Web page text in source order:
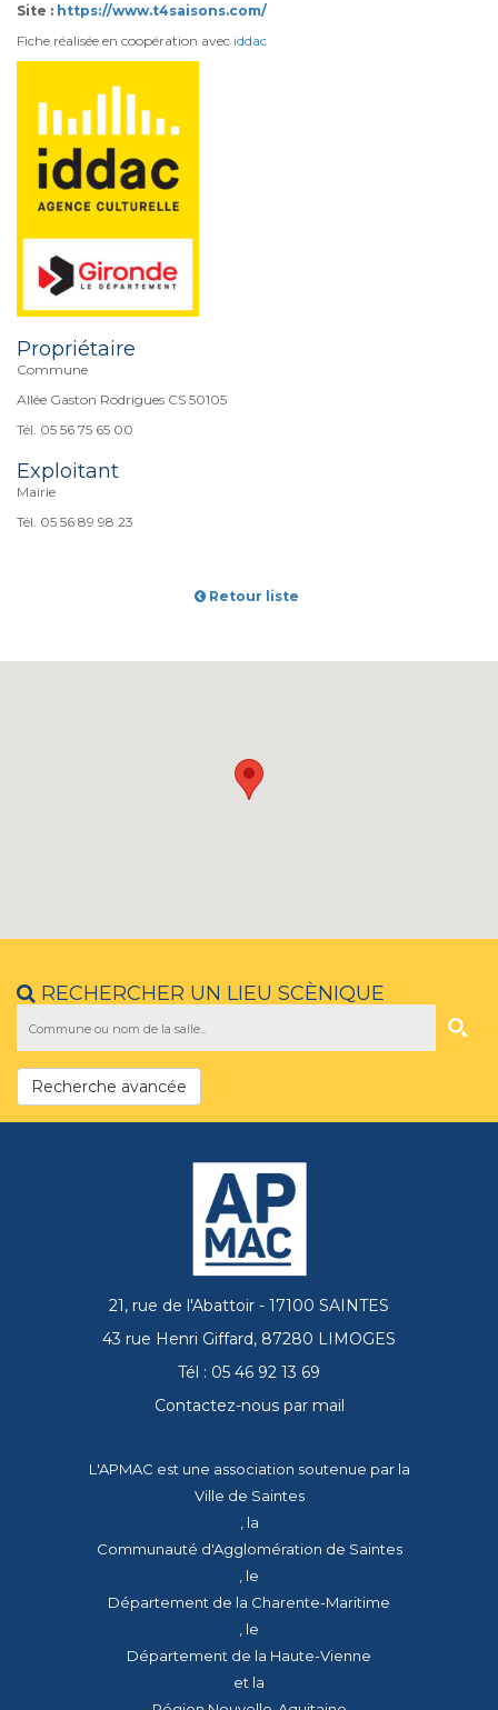
Site : https://www.t4saisons.com/
Fiche réalisée en coopération avec iddac
Propriétaire
Commune
Allée Gaston Rodrigues CS 50105
Tél. 05 56 75 65 00
Exploitant
Mairie
Tél. 05 56 89 98 23
Retour liste
RECHERCHER UN LIEU SCÈNIQUE
Recherche avancée
21, rue de l'Abattoir - 17100 SAINTES
43 rue Henri Giffard, 87280 LIMOGES
Tél : 05 46 92 13 69
Contactez-nous par mail
L'APMAC est une association soutenue par la
Ville de Saintes
, la
Communauté d'Agglomération de Saintes
, le
Département de la Charente-Maritime
, le
Département de la Haute-Vienne
et la